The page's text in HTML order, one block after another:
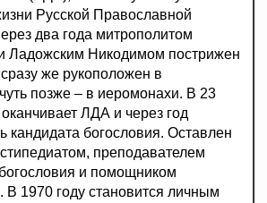
Русской Православной
два года митрополитом
Ладожским Никодимом пострижен
же рукоположен в
позже – в иеромонахи. В 23
ЛДА и через год
кандидата богословия. Оставлен
преподавателем
и помощником
В 1970 году становится личным